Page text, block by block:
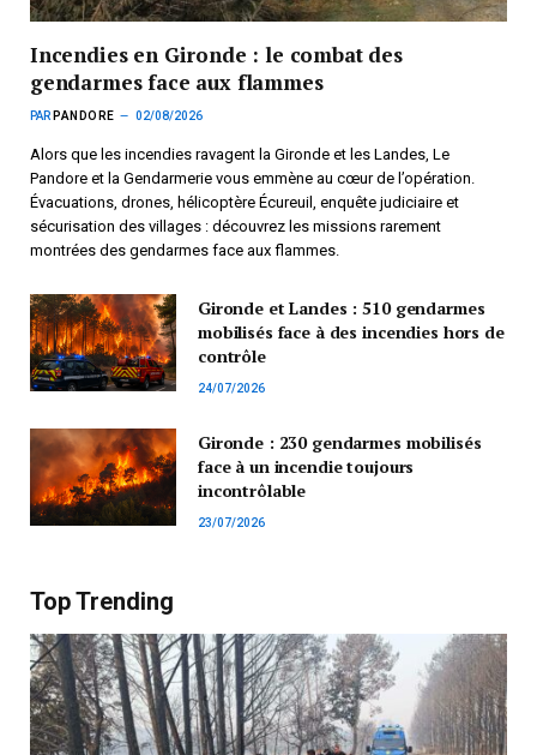
Incendies en Gironde : le combat des
gendarmes face aux flammes
PAR PANDORE 02/08/2026
Alors que les incendies ravagent la Gironde et les Landes, Le
Pandore et la Gendarmerie vous emmène au cœur de l’opération.
Évacuations, drones, hélicoptère Écureuil, enquête judiciaire et
sécurisation des villages : découvrez les missions rarement
montrées des gendarmes face aux flammes.
Gironde et Landes : 510 gendarmes
mobilisés face à des incendies hors de
contrôle
24/07/2026
Gironde : 230 gendarmes mobilisés
face à un incendie toujours
incontrôlable
23/07/2026
Top Trending